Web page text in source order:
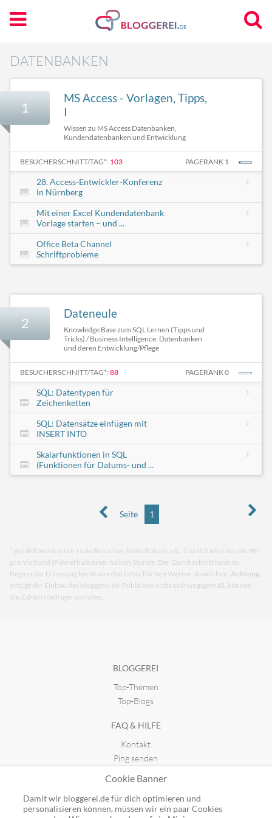
DATENBANKEN
1
MS Access - Vorlagen, Tipps,
I
Wissen zu MS Access Datenbanken,
Kundendatenbanken und Entwicklung
BESUCHERSCHNITT/TAG*: 103 PAGERANK 1
28. Access-Entwickler-Konferenz
in Nürnberg
Mit einer Excel Kundendatenbank
Vorlage starten – und ...
Office Beta Channel
Schriftprobleme
2
Dateneule
Knowledge Base zum SQL Lernen (Tipps und
Tricks) / Business Intelligence: Datenbanken
und deren Entwicklung/Pflege
BESUCHERSCHNITT/TAG*: 88 PAGERANK 0
SQL: Datentypen für
Zeichenketten
SQL: Datensätze einfügen mit
INSERT INTO
Skalarfunktionen in SQL
(Funktionen für Datums- und ...
Seite 1
* gezählt werden nur reale Besucher, keine Robots, etc. Gezählt wird nur ein Hit
pro Visit und IP innerhalb einer halben Stunde. Der Durchschnitt kann zu
Beginn der Erfassung leicht von den tatsächlichen Werten abweichen. Achtung:
erfolgt der Einbau des bloggerei.de-Publicons nicht ordnungsgemäß, können
die Zahlen niedriger ausfallen.
BLOGGEREI
Top-Themen
Top-Blogs
FAQ & HILFE
Kontakt
Ping senden
GUTSCHEINE
Top-Gutscheine
Cookie Banner
Damit wir bloggerei.de für dich optimieren und
personalisieren können, müssen wir ein paar Cookies